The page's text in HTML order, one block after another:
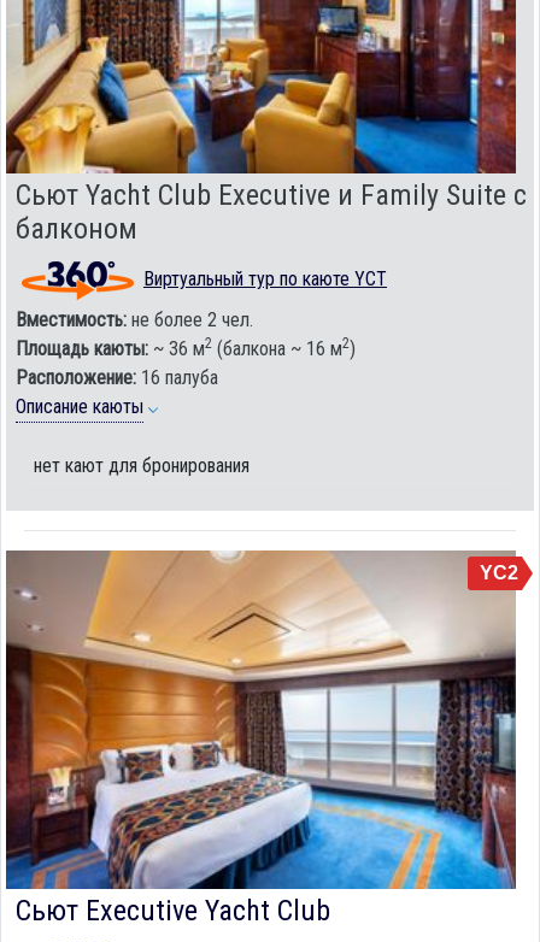
Сьют Yacht Club Executive и Family Suite с
балконом
Виртуальный тур по каюте YCT
Вместимость: не более 2 чел.
Площадь каюты: ~ 36 м2 (балкона ~ 16 м2)
Расположение: 16 палуба
Описание каюты
нет кают для бронирования
YC2
Сьют Executive Yacht Club